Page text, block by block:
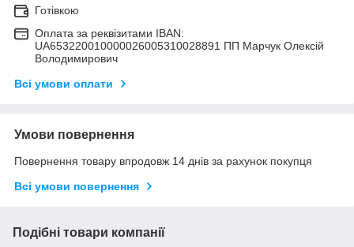
Готівкою
Оплата за реквізитами IBAN:
UA653220010000026005310028891 ПП Марчук Олексій
Володимирович
Всі умови оплати
Умови повернення
Повернення товару впродовж 14 днів за рахунок покупця
Всі умови повернення
Подібні товари компанії